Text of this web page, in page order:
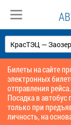
Билеты на сайте
электронных
отправления
Посадка в
только при
личность, на